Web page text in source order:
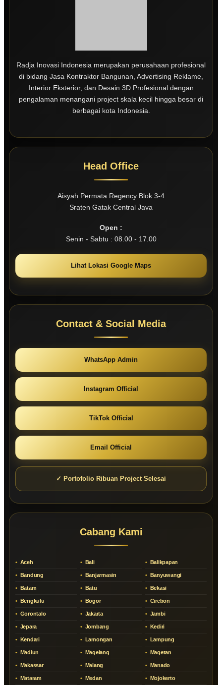
Radja Inovasi Indonesia merupakan perusahaan profesional
di bidang Jasa Kontraktor Bangunan, Advertising Reklame,
Interior Eksterior, dan Desain 3D Profesional dengan
pengalaman menangani project skala kecil hingga besar di
berbagai kota Indonesia.
Head Office
Aisyah Permata Regency Blok 3-4
Sraten Gatak Central Java
Open :
Senin - Sabtu : 08.00 - 17.00
Lihat Lokasi Google Maps
Contact & Social Media
WhatsApp Admin
Instagram Official
TikTok Official
Email Official
✓ Portofolio Ribuan Project Selesai
Cabang Kami
Aceh Bali Balikpapan
Bandung Banjarmasin Banyuwangi
Batam Batu Bekasi
Bengkulu Bogor Cirebon
Gorontalo Jakarta Jambi
Jepara Jombang Kediri
Kendari Lamongan Lampung
Madiun Magelang Magetan
Makassar Malang Manado
Mataram Medan Mojokerto